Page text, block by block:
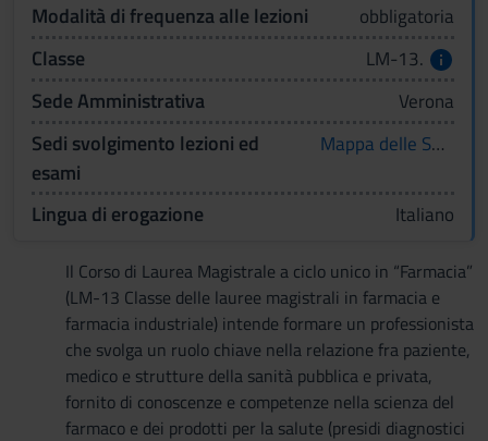
Modalità di frequenza alle lezioni obbligatoria
Classe LM-13.
Sede Amministrativa Verona
Sedi svolgimento lezioni ed
esami
Mappa delle Sedi
Lingua di erogazione Italiano
Il Corso di Laurea Magistrale a ciclo unico in “Farmacia”
(LM-13 Classe delle lauree magistrali in farmacia e
farmacia industriale) intende formare un professionista
che svolga un ruolo chiave nella relazione fra paziente,
medico e strutture della sanità pubblica e privata,
fornito di conoscenze e competenze nella scienza del
farmaco e dei prodotti per la salute (presidi diagnostici